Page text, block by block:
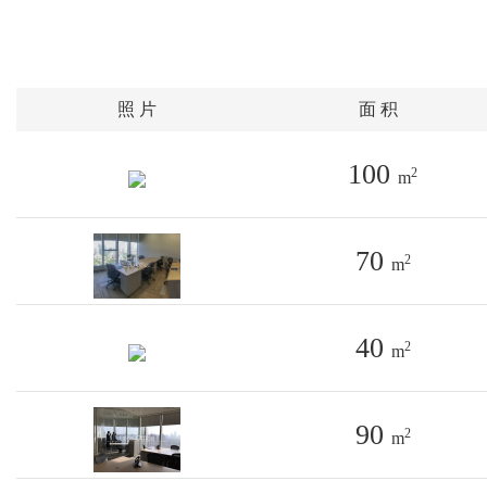
照 片 面 积
100 m2
70 m2
40 m2
90 m2